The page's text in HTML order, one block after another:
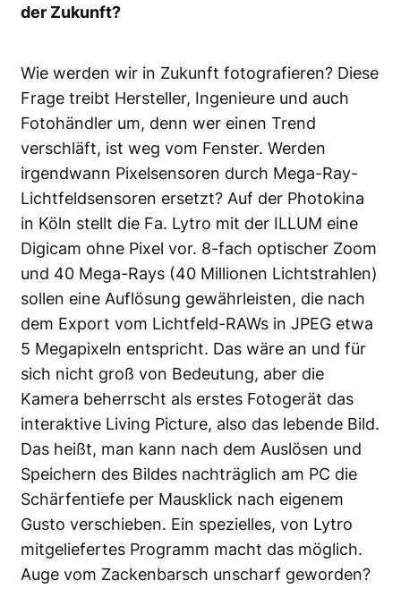
der Zukunft?
Wie werden wir in Zukunft fotografieren? Diese
Frage treibt Hersteller, Ingenieure und auch
Fotohändler um, denn wer einen Trend
verschläft, ist weg vom Fenster. Werden
irgendwann Pixelsensoren durch Mega-Ray-
Lichtfeldsensoren ersetzt? Auf der Photokina
in Köln stellt die Fa. Lytro mit der ILLUM eine
Digicam ohne Pixel vor. 8-fach optischer Zoom
und 40 Mega-Rays (40 Millionen Lichtstrahlen)
sollen eine Auflösung gewährleisten, die nach
dem Export vom Lichtfeld-RAWs in JPEG etwa
5 Megapixeln entspricht. Das wäre an und für
sich nicht groß von Bedeutung, aber die
Kamera beherrscht als erstes Fotogerät das
interaktive Living Picture, also das lebende Bild.
Das heißt, man kann nach dem Auslösen und
Speichern des Bildes nachträglich am PC die
Schärfentiefe per Mausklick nach eigenem
Gusto verschieben. Ein spezielles, von Lytro
mitgeliefertes Programm macht das möglich.
Auge vom Zackenbarsch unscharf geworden?